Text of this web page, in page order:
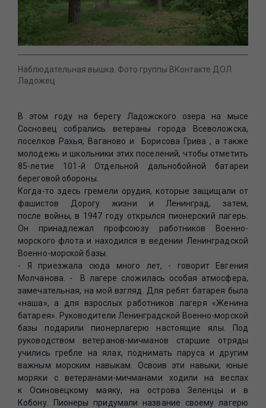
Наблюдательная вышка. Фото группы ВКонтакте ДОЛ
Ладожец
В этом году на берегу Ладожского озера на мысе
Сосновец собрались ветераны города Всеволожска,
поселков Рахья, Ваганово и Борисова Грива , а также
молодежь и школьники этих поселений, чтобы отметить
85-летие 101-й Отдельной дальнобойной батареи
береговой обороны.
Когда-то здесь гремели орудия, которые защищали от
фашистов Дорогу жизни и Ленинград, затем,
после войны, в 1947 году открылся пионерский лагерь.
Он принадлежал профсоюзу работников Военно-
морского флота и находился в ведении Ленинградской
Военно-морской базы.
- Я приезжала сюда много лет, - говорит Евгения
Молчанова. - В лагере сложилась особая атмосфера,
замечательная, на мой взгляд. Для ребят батарея была
«наша», а для взрослых работников лагеря «Женина
батарея». Руководители Ленинградской Военно-морской
базы подарили пионерлагерю настоящие ялы. Под
руководством ветеранов-мичманов старшие отряды
учились гребле на ялах, поднимать паруса и другим
важным морским навыкам. Освоив эти навыки, юные
моряки с ветеранами-мичманами ходили на веслах
к Осиновецкому маяку, на острова Зеленцы и в
Кобону. Пионеры придумали название своему лагерю